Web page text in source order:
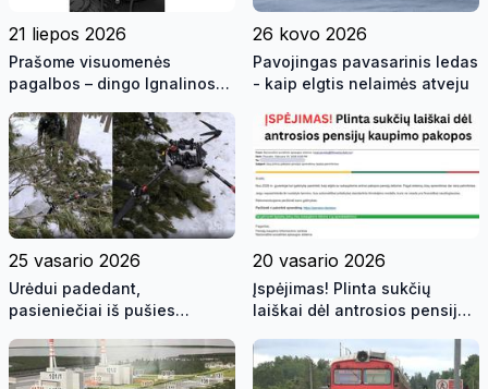
21 liepos 2026
Prašome visuomenės
pagalbos – dingo Ignalinos
26 kovo 2026
Pavojingas pavasarinis ledas
- kaip elgtis nelaimės atveju
25 vasario 2026
Urėdui padedant,
pasieniečiai iš pušies
droną su baltarusiškomis
cigaretėmis
20 vasario 2026
Įspėjimas! Plinta sukčių
laiškai dėl antrosios pensijų
gyventojus būti budrius